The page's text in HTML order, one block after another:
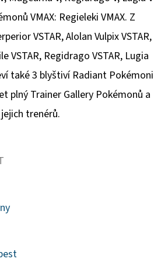
VMAX: Regieleki VMAX. Z
VSTAR, Alolan Vulpix VSTAR,
VSTAR, Regidrago VSTAR, Lugia
také 3 blyštiví Radiant Pokémoni
plný Trainer Gallery Pokémonů a
jejich trenérů.